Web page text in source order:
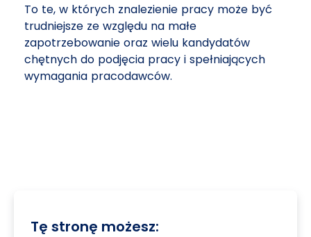
To te, w których znalezienie pracy może być
trudniejsze ze względu na małe
zapotrzebowanie oraz wielu kandydatów
chętnych do podjęcia pracy i spełniających
wymagania pracodawców.
Tę stronę możesz: